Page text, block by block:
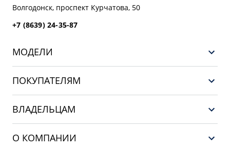
Волгодонск, проспект Курчатова, 50
+7 (8639) 24-35-87
МОДЕЛИ
CITYRAY
ATLAS
OKAVANGO
ПОКУПАТЕЛЯМ
ВЛАДЕЛЬЦАМ
О КОМПАНИИ